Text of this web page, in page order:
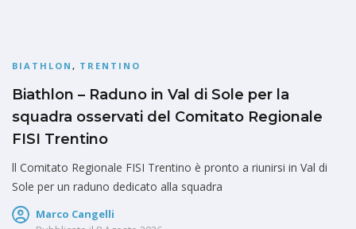
BIATHLON , TRENTINO
Biathlon – Raduno in Val di Sole per la
squadra osservati del Comitato Regionale
FISI Trentino
ll Comitato Regionale FISI Trentino è pronto a riunirsi in Val di
Sole per un raduno dedicato alla squadra
Marco Cangelli